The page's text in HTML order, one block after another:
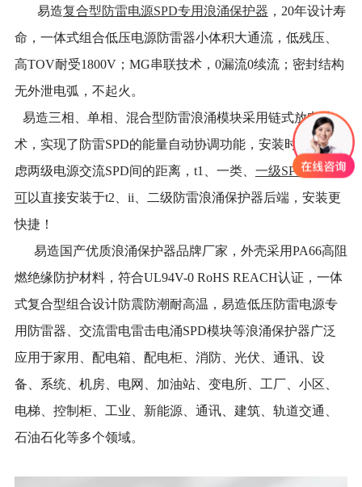
易造复合型防雷电源SPD专用浪涌保护器 ，20年设计寿
命，一体式组合低压电源防雷器小体积大通流，低残压、
高TOV耐受1800V；MG串联技术，0漏流0续流；密封结构
无外泄电弧，不起火。
易造三相、单相、混合型防雷浪涌模块采用链式放电技
术，实现了防雷SPD的能量自动协调功能，安装时无需考
虑两级电源交流SPD间的距离，t1、一类、 一级SPD防雷器
可以直接安装于t2、ii、二级防雷浪涌保护器后端，安装更
快捷！
易造国产优质浪涌保护器品牌厂家，外壳采用PA66高阻
燃绝缘防护材料，符合UL94V-0 RoHS REACH认证，一体
式复合型组合设计防震防潮耐高温，易造低压防雷电源专
用防雷器、交流雷电雷击电涌SPD模块等浪涌保护器广泛
应用于家用、配电箱、配电柜、消防、光伏、通讯、设
备、系统、机房、电网、加油站、变电所、工厂、小区、
电梯、控制柜、工业、新能源、通讯、建筑、轨道交通、
石油石化等多个领域。